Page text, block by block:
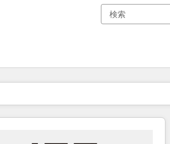
ページ
ジページページページページページページページページページ